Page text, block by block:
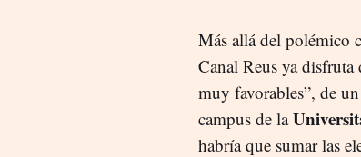
Más allá del polémico
Canal Reus ya
muy favorables”, de
campus de la
habría que sumar las